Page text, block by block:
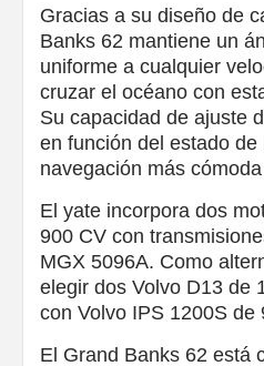
Gracias a su diseño de
Banks 62 mantiene un
uniforme a cualquier
cruzar el océano con
Su capacidad de ajuste
en función del estado
navegación más
El yate incorpora dos
900 CV con
MGX 5096A. Como
elegir dos Volvo D13 de
con Volvo IPS 1200S de
El Grand Banks 62 está